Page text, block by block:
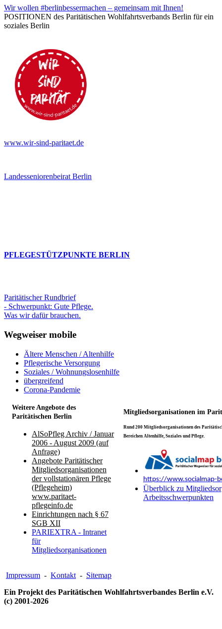
Wir wollen #berlinbessermachen – gemeinsam mit Ihnen!
POSITIONEN des Paritätischen Wohlfahrtsverbands Berlin für ein
soziales Berlin
www.wir-sind-paritaet.de
Landesseniorenbeirat Berlin
PFLEGESTÜTZPUNKTE BERLIN
Paritätischer Rundbrief
- Schwerpunkt: Gute Pflege.
Was wir dafür brauchen.
Wegweiser mobile
Ältere Menschen / Altenhilfe
Pflegerische Versorgung
Soziales / Wohnungslosenhilfe
übergreifend
Corona-Pandemie
Weitere Angebote des
Paritätischen Berlin
Mitgliedsorganisationen im
AlSoPfleg Archiv / Januar
2006 - August 2009 (auf
Anfrage)
Angebote Paritätischer
Mitgliedsorganisationen
der vollstationären Pflege
(Pflegeheim)
www.paritaet-
pflegeinfo.de
Einrichtungen nach § 67
SGB XII
PARIEXTRA - Intranet
für
Mitgliedsorganisationen
Rund 200 Mitgliedsorganisationen des
Bereichen Altenhilfe, Soziales und Pflege.
https://www.socialmap-
Überblick zu
Arbeitsschwerpunkten
Impressum - Kontakt - Sitemap
Ein Projekt des Paritätischen Wohlfahrtsverbandes Berlin e.V.
(c) 2001-2026